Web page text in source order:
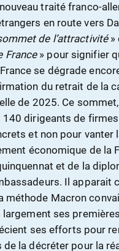
traité franco-
en route vers
de l’attractivité»
France» pour signifier
se dégrade
du retrait de la
de 2025. Ce
dirigeants de
et non pour vanter
économique de la
et de la
Il apparait
méthode Macron
ses
ses efforts pour
de la décréter pour la